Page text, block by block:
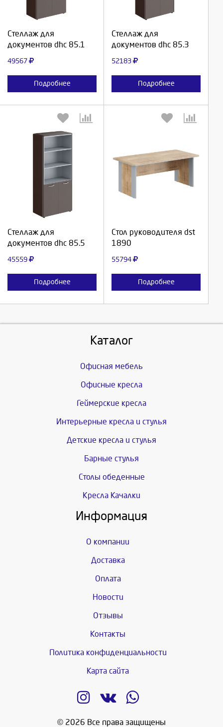
Стеллаж для
документов dhc 85.1
49567
Подробнее
Отмена
Стеллаж для
документов dhc 85.3
52183
Подробнее
Отмена
Стеллаж для
документов dhc 85.5
45559
Подробнее
Выберите количество:
Отмена
Стол руководителя dst
1890
55794
Подробнее
Выберите количество:
Каталог
Офисная мебель
Офисные кресла
Геймерские кресла
Интерьерные кресла и стулья
Детские кресла и стулья
Барные стулья
Столы обеденные
Кресла Качалки
Информация
О компании
Доставка
Оплата
Новости
Отзывы
Контакты
Политика конфиденциальности
Карта сайта
© 2026 Все права защищены